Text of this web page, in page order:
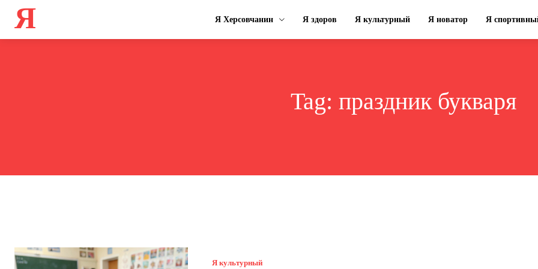
Я Я Херсовчанин Я здоров Я культурный Я новатор Я
Tag: праздник букваря
Я культурный